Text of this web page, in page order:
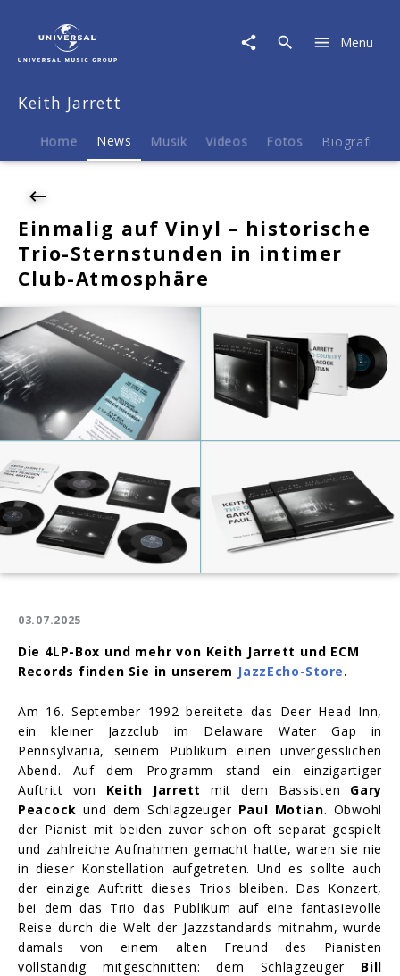
News
Einmalig
-
Trio-
intimer
Club-
Atmosphäre
Menu
Keith Jarrett
Home News Musik Videos Fotos Biografie
Einmalig auf Vinyl – historische
Trio-Sternstunden in intimer
Club-Atmosphäre
03.07.2025
Die 4LP-Box und mehr von Keith Jarrett und ECM
Records finden Sie in unserem JazzEcho-Store.
Am 16. September 1992 bereitete das Deer Head Inn,
ein kleiner Jazzclub im Delaware Water Gap in
Pennsylvania, seinem Publikum einen unvergesslichen
Abend. Auf dem Programm stand ein einzigartiger
Auftritt von Keith Jarrett mit dem Bassisten Gary
Peacock und dem Schlagzeuger Paul Motian. Obwohl
der Pianist mit beiden zuvor schon oft separat gespielt
und zahlreiche Aufnahmen gemacht hatte, waren sie nie
in dieser Konstellation aufgetreten. Und es sollte auch
der einzige Auftritt dieses Trios bleiben. Das Konzert,
bei dem das Trio das Publikum auf eine fantasievolle
Reise durch die Welt der Jazzstandards mitnahm, wurde
damals von einem alten Freund des Pianisten
vollständig mitgeschnitten: dem Schlagzeuger Bill